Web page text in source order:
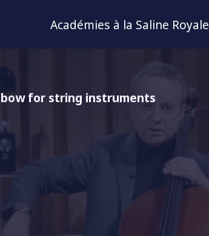
Académies à la Saline Royale
for string instruments